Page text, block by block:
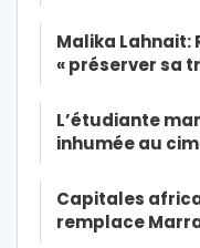
Malika Lahnait:
« préserver sa
L’étudiante
inhumée au
Capitales
remplace